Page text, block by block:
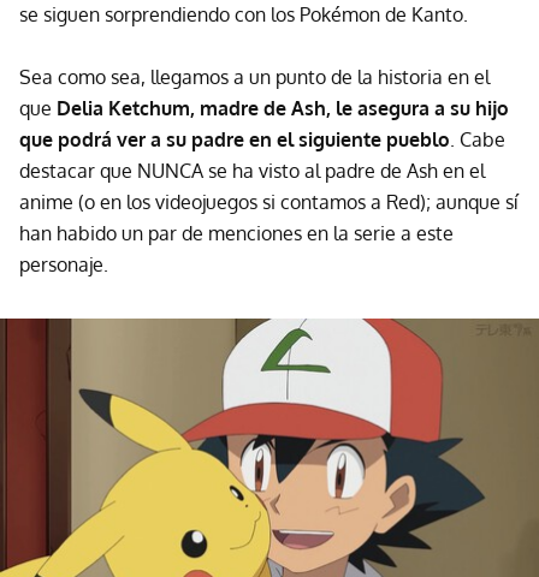
se siguen sorprendiendo con los Pokémon de Kanto.
Sea como sea, llegamos a un punto de la historia en el
que Delia Ketchum, madre de Ash, le asegura a su hijo
que podrá ver a su padre en el siguiente pueblo . Cabe
destacar que NUNCA se ha visto al padre de Ash en el
anime (o en los videojuegos si contamos a Red); aunque sí
han habido un par de menciones en la serie a este
personaje.